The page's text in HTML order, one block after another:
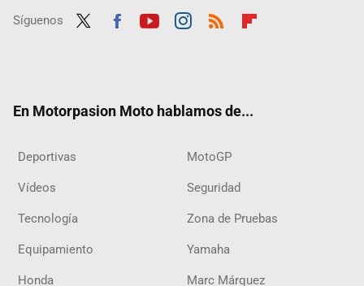
Síguenos
En Motorpasion Moto hablamos de...
Deportivas MotoGP
Vídeos Seguridad
Tecnología Zona de Pruebas
Equipamiento Yamaha
Honda Marc Márquez